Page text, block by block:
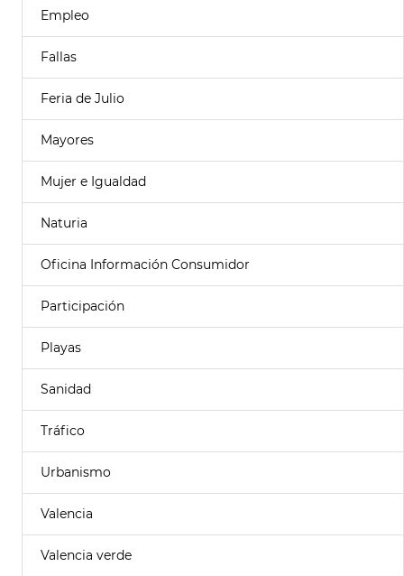
Empleo
Fallas
Feria de Julio
Mayores
Mujer e Igualdad
Naturia
Oficina Información Consumidor
Participación
Playas
Sanidad
Tráfico
Urbanismo
Valencia
Valencia verde